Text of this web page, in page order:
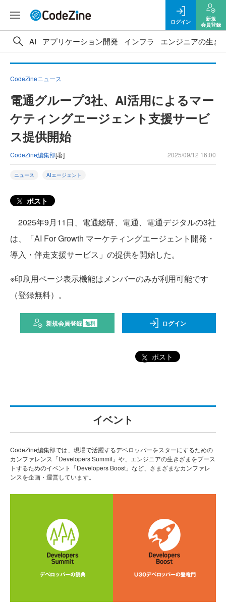
ログイン
新規
会員登録
AI アプリケーション開発 インフラ エンジニアの生き
CodeZineニュース
電通グループ3社、AI活用によるマー
ケティングエージェント支援サービ
ス提供開始
CodeZine編集部[著] 2025/09/12 16:00
ニュース AIエージェント
ポスト
2025年9月11日、電通総研、電通、電通デジタルの3社
は、「AI For Growth マーケティングエージェント開発・
導入・伴走支援サービス」の提供を開始した。
※印刷用ページ表示機能はメンバーのみが利用可能です
（登録無料）。
新規会員登録 無料 ログイン
ポスト
イベント
CodeZine編集部では、現場で活躍するデベロッパーをスターにするための
カンファレンス「Developers Summit」や、エンジニアの生きざまをブース
トするためのイベント「Developers Boost」など、さまざまなカンファレ
ンスを企画・運営しています。